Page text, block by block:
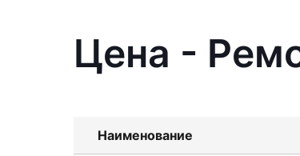
Цена -
Наименование